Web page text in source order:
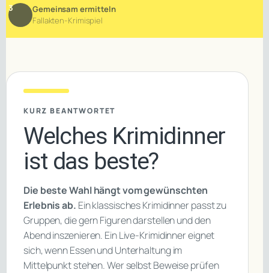
3
Gemeinsam ermitteln
Fallakten-Krimispiel
KURZ BEANTWORTET
Welches Krimidinner
ist das beste?
Die beste Wahl hängt vom gewünschten
Erlebnis ab. Ein klassisches Krimidinner passt zu
Gruppen, die gern Figuren darstellen und den
Abend inszenieren. Ein Live-Krimidinner eignet
sich, wenn Essen und Unterhaltung im
Mittelpunkt stehen. Wer selbst Beweise prüfen